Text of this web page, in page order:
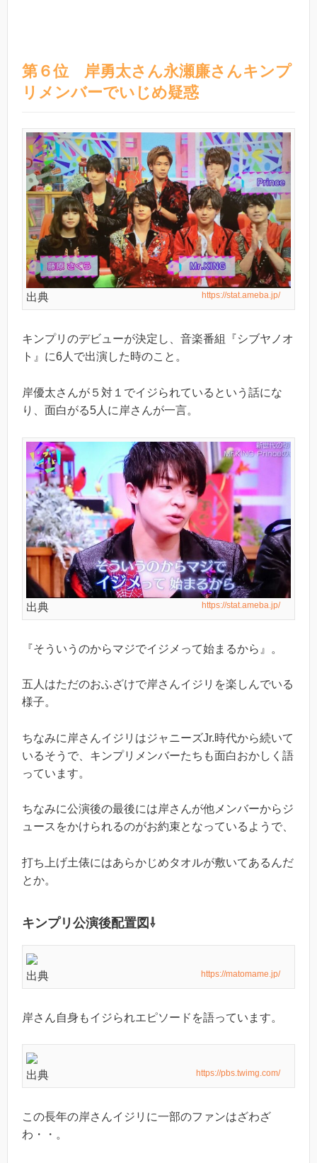
第６位 岸勇太さん永瀬廉さんキンプ
リメンバーでいじめ疑惑
出典 https://stat.ameba.jp/
キンプリのデビューが決定し、音楽番組『シブヤノオ
ト』に6人で出演した時のこと。
岸優太さんが５対１でイジられているという話にな
り、面白がる5人に岸さんが一言。
出典 https://stat.ameba.jp/
『そういうのからマジでイジメって始まるから』。
五人はただのおふざけで岸さんイジリを楽しんでいる
様子。
ちなみに岸さんイジリはジャニーズJr.時代から続いて
いるそうで、キンプリメンバーたちも面白おかしく語
っています。
ちなみに公演後の最後には岸さんが他メンバーからジ
ュースをかけられるのがお約束となっているようで、
打ち上げ土俵にはあらかじめタオルが敷いてあるんだ
とか。
キンプリ公演後配置図⇩
出典 https://matomame.jp/
岸さん自身もイジられエピソードを語っています。
出典 https://pbs.twimg.com/
この長年の岸さんイジリに一部のファンはざわざ
わ・・。